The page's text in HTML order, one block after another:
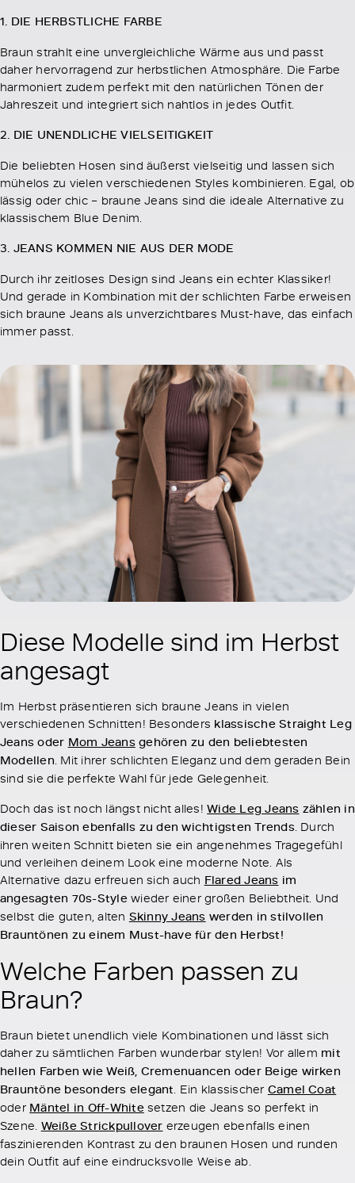
1. DIE HERBSTLICHE FARBE
Braun strahlt eine unvergleichliche Wärme aus und passt
daher hervorragend zur herbstlichen Atmosphäre. Die Farbe
harmoniert zudem perfekt mit den natürlichen Tönen der
Jahreszeit und integriert sich nahtlos in jedes Outfit.
2. DIE UNENDLICHE VIELSEITIGKEIT
Die beliebten Hosen sind äußerst vielseitig und lassen sich
mühelos zu vielen verschiedenen Styles kombinieren. Egal, ob
lässig oder chic – braune Jeans sind die ideale Alternative zu
klassischem Blue Denim.
3. JEANS KOMMEN NIE AUS DER MODE
Durch ihr zeitloses Design sind Jeans ein echter Klassiker!
Und gerade in Kombination mit der schlichten Farbe erweisen
sich braune Jeans als unverzichtbares Must-have, das einfach
immer passt.
Diese Modelle sind im Herbst
angesagt
Im Herbst präsentieren sich braune Jeans in vielen
verschiedenen Schnitten! Besonders klassische Straight Leg
Jeans oder Mom Jeansgehören zu den beliebtesten
Modellen. Mit ihrer schlichten Eleganz und dem geraden Bein
sind sie die perfekte Wahl für jede Gelegenheit.
Doch das ist noch längst nicht alles!Wide Leg Jeans zählen in
dieser Saison ebenfalls zu den wichtigsten Trends. Durch
ihren weiten Schnitt bieten sie ein angenehmes Tragegefühl
und verleihen deinem Look eine moderne Note. Als
Alternative dazu erfreuen sich auch Flared Jeans im
angesagten 70s-Stylewieder einer großen Beliebtheit. Und
selbst die guten, alten Skinny Jeans werden in stilvollen
Brauntönen zu einem Must-have für den Herbst!
Welche Farben passen zu
Braun?
Braun bietet unendlich viele Kombinationen und lässt sich
daher zu sämtlichen Farben wunderbar stylen! Vor allem mit
hellen Farben wie Weiß, Cremenuancen oder Beige wirken
Brauntöne besonders elegant. Ein klassischer Camel Coat
oder Mäntel in Off-Whitesetzen die Jeans so perfekt in
Szene. Weiße Strickpullover erzeugen ebenfalls einen
faszinierenden Kontrast zu den braunen Hosen und runden
dein Outfit auf eine eindrucksvolle Weise ab.